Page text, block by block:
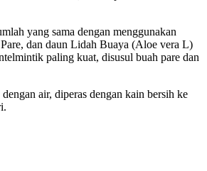
yang sama dengan menggunakan
dan daun Lidah Buaya (Aloe vera L)
paling kuat, disusul buah pare dan
air, diperas dengan kain bersih ke